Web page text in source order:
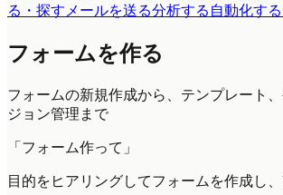
る・探す メールを送る分析する 自動化する
フォームを作る
フォームの新規作成から、テンプレート
ジョン管理まで
「フォーム作って」
目的をヒアリングしてフォームを作成し